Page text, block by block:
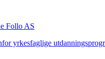
Follo AS
yrkesfaglige